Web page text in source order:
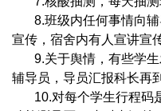
8.班级内任何事情向
宣传，宿舍内有人宣讲宣
9.关于舆情，有些学
辅导员，导员汇报科长再
10.对每个学生行程码